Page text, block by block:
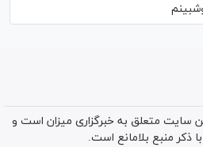
سایت متعلق به خبرگزاری میزان است و
ذکر منبع بلامانع است.